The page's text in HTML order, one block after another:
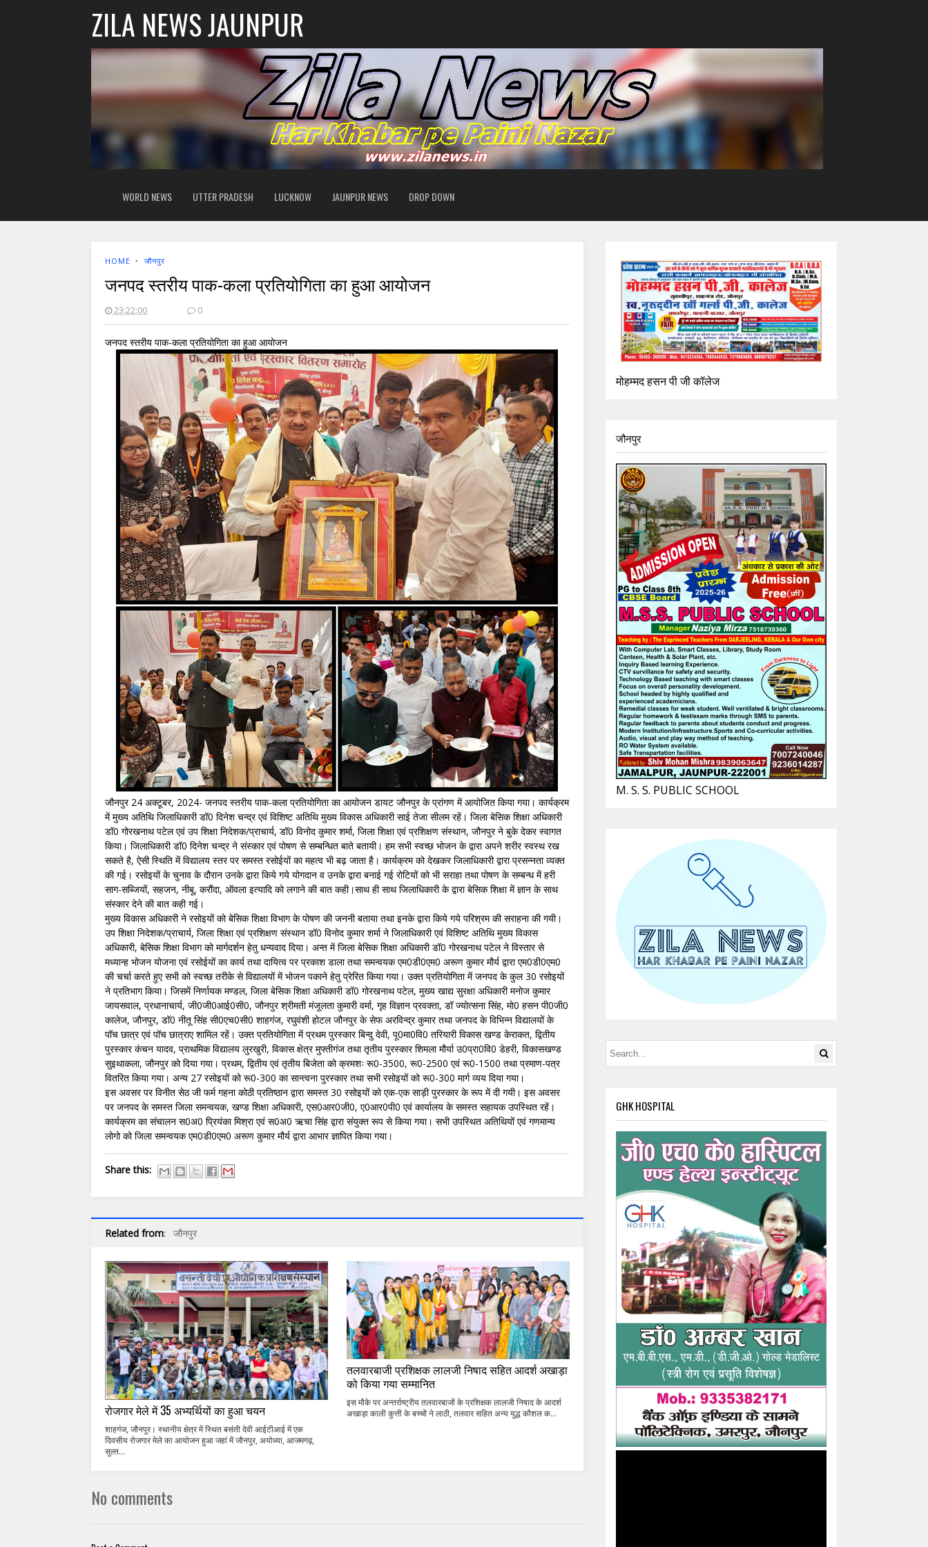
ZILA NEWS JAUNPUR
WORLD NEWS UTTER PRADESH LUCKNOW JAUNPUR NEWS DROP DOWN
HOME ‣ जौनपुर
जनपद स्तरीय पाक-कला प्रतियोगिता का हुआ आयोजन
23:22:00 0
जनपद स्तरीय पाक-कला प्रतियोगिता का हुआ आयोजन
जौनपुर 24 अक्टूबर, 2024- जनपद स्तरीय पाक-कला प्रतियोगिता का आयोजन डायट जौनपुर के प्रांगण में आयोजित किया गया। कार्यक्रम
में मुख्य अतिथि जिलाधिकारी डॉ0 दिनेश चन्द्र एवं विशिष्ट अतिथि मुख्य विकास अधिकारी साई तेजा सीलम रहें। जिला बेसिक शिक्षा अधिकारी
डॉ0 गोरखनाथ पटेल एवं उप शिक्षा निदेशक/प्राचार्य, डॉ0 विनोद कुमार शर्मा, जिला शिक्षा एवं प्रशिक्षण संस्थान, जौनपुर ने बुके देकर स्वागत
किया। जिलाधिकारी डॉ0 दिनेश चन्द्र ने संस्कार एवं पोषण से सम्बन्धित बाते बतायी। हम सभी स्वच्छ भोजन के द्वारा अपने शरीर स्वस्थ रख
सकते है, ऐसी स्थिति में विद्यालय स्तर पर समस्त रसोईयों का महत्व भी बढ़ जाता है। कार्यक्रम को देखकर जिलाधिकारी द्वारा प्रसन्नता व्यक्त
की गई। रसोइयों के चुनाव के दौरान उनके द्वारा किये गये योगदान व उनके द्वारा बनाई गई रोटियों को भी सराहा तथा पोषण के सम्बन्ध में हरी
साग-सब्जियों, सहजन, नीबू, करौंदा, ऑवला इत्यादि को लगाने की बात कही।साथ ही साथ जिलाधिकारी के द्वारा बेसिक शिक्षा में ज्ञान के साथ
संस्कार देने की बात कही गई।
मुख्य विकास अधिकारी ने रसोइयों को बेसिक शिक्षा विभाग के पोषण की जननी बताया तथा इनके द्वारा किये गये परिश्रम की सराहना की गयी।
उप शिक्षा निदेशक/प्राचार्य, जिला शिक्षा एवं प्रशिक्षण संस्थान डॉ0 विनोद कुमार शर्मा ने जिलाधिकारी एवं विशिष्ट अतिथि मुख्य विकास
अधिकारी, बेसिक शिक्षा विभाग को मार्गदर्शन हेतु धन्यवाद दिया। अन्त में जिला बेसिक शिक्षा अधिकारी डॉ0 गोरखनाथ पटेल ने विस्तार से
मध्यान्ह भोजन योजना एवं रसोईयों का कार्य तथा दायित्व पर प्रकाश डाला तथा समन्वयक एम0डी0एम0 अरूण कुमार मौर्य द्वारा एम0डी0एम0
की चर्चा करते हुए सभी को स्वच्छ तरीके से विद्यालयों में भोजन पकाने हेतु प्रेरित किया गया। उक्त प्रतियोगिता में जनपद के कुल 30 रसोइयों
ने प्रतिभाग किया। जिसमें निर्णायक मण्डल, जिला बेसिक शिक्षा अधिकारी डॉ0 गोरखनाथ पटेल, मुख्य खाद्य सुरक्षा अधिकारी मनोज कुमार
जायसवाल, प्रधानाचार्य, जी0जी0आई0सी0, जौनपुर श्रीमती मंजूलता कुमारी वर्मा, गृह विज्ञान प्रवक्ता, डॉ ज्योत्सना सिंह, मो0 हसन पी0जी0
कालेज, जौनपुर, डॉ0 नीतू सिंह सी0एच0सी0 शाहगंज, रघुवंशी होटल जौनपुर के सेफ अरविन्द्र कुमार तथा जनपद के विभिन्न विद्यालयों के
पॉच छात्र एवं पॉच छात्राए शामिल रहें। उक्त प्रतियोगिता में प्रथम पुरस्कार बिन्दु देवी, पू0मा0वि0 तरियारी विकास खण्ड केराकत, द्वितीय
पुरस्कार कंचन यादव, प्राथमिक विद्यालय लुरखुरी, विकास क्षेत्र मुफ्तीगंज तथा तृतीय पुरस्कार शिमला मौर्या उ0प्रा0वि0 डेहरी, विकासखण्ड
सुइथाकला, जौनपुर को दिया गया। प्रथम, द्वितीय एवं तृतीय बिजेता को क्रमशः रू0-3500, रू0-2500 एवं रू0-1500 तथा प्रमाण-पत्र
वितरित किया गया। अन्य 27 रसोइयों को रू0-300 का सान्त्वना पुरस्कार तथा सभी रसोइयों को रू0-300 मार्ग व्यय दिया गया।
इस अवसर पर विनीत सेठ जी फर्म गहना कोठी प्रतिष्ठान द्वारा समस्त 30 रसोइयों को एक-एक साड़ी पुरस्कार के रूप में दी गयी। इस अवसर
पर जनपद के समस्त जिला समन्वयक, खण्ड शिक्षा अधिकारी, एस0आर0जी0, ए0आर0पी0 एवं कार्यालय के समस्त सहायक उपस्थित रहें।
कार्यक्रम का संचालन स0अ0 प्रियंका मिश्रा एवं स0अ0 ऋचा सिंह द्वारा संयुक्त रूप से किया गया। सभी उपस्थित अतिथियों एवं गणमान्य
लोगो को जिला समन्वयक एम0डी0एम0 अरूण कुमार मौर्य द्वारा आभार ज्ञापित किया गया।
Share this:
Related from: जौनपुर
रोजगार मेले में 35 अभ्यर्थियों का हुआ चयन
शाहगंज, जौनपुर। स्थानीय क्षेत्र में स्थित बसंती देवी आईटीआई में एक
दिवसीय रोजगार मेले का आयोजन हुआ जहां में जौनपुर, अयोध्या, आजमगढ़,
सुल्त...
तलवारबाजी प्रशिक्षक लालजी निषाद सहित आदर्श अखाड़ा
को किया गया सम्मानित
इस मौके पर अन्तर्राष्ट्रीय तलवारबाजों के प्रशिक्षक लालजी निषाद के आदर्श
अखाड़ा काली कुत्ती के बच्चों ने लाठी, तलवार सहित अन्य युद्ध कौशल क...
No comments
मोहम्मद हसन पी जी कॉलेज
जौनपुर
M. S. S. PUBLIC SCHOOL
GHK HOSPITAL